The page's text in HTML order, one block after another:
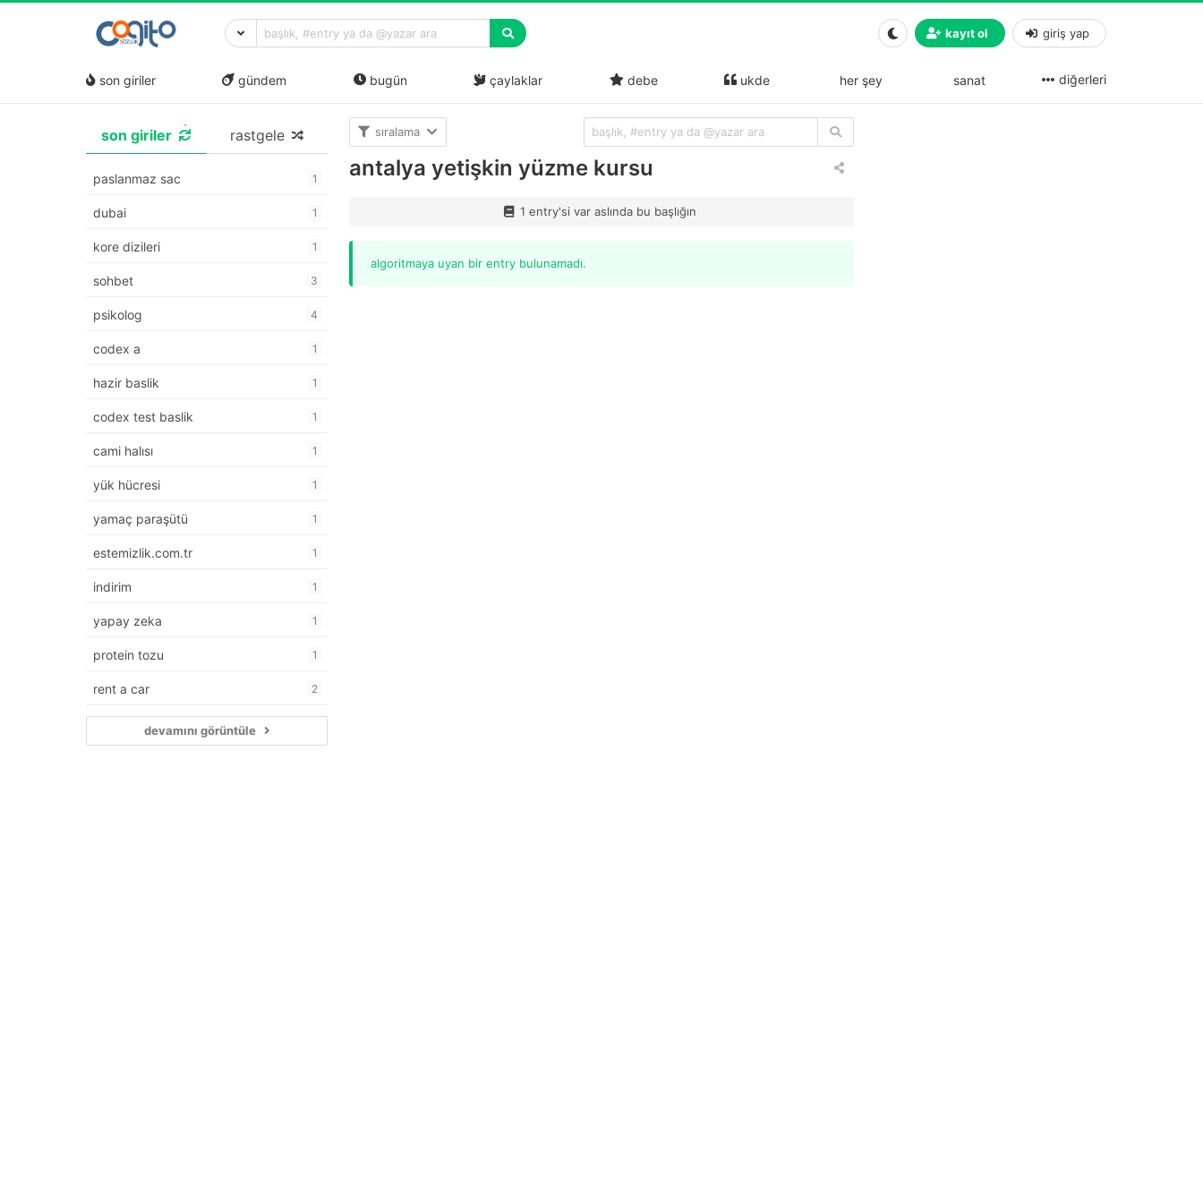
kayıt ol giriş yap
son giriler gündem bugün çaylaklar debe ukde her şey sanat diğerleri
son giriler rastgele
paslanmaz sac 1
dubai 1
kore dizileri 1
sohbet 3
psikolog 4
codex a 1
hazir baslik 1
codex test baslik 1
cami halısı 1
yük hücresi 1
yamaç paraşütü 1
estemizlik.com.tr 1
indirim 1
yapay zeka 1
protein tozu 1
rent a car 2
devamını görüntüle
sıralama
antalya yetişkin yüzme kursu
1 entry'si var aslında bu başlığın
algoritmaya uyan bir entry bulunamadı.